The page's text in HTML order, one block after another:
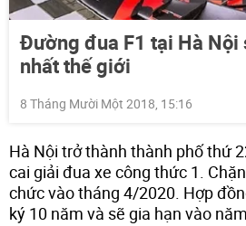
Đường đua F1 tại Hà Nội
nhất thế giới
8 Tháng Mười Một 2018, 15:16
Hà Nội trở thành thành phố thứ
cai giải đua xe công thức 1.
chức vào tháng 4/2020. Hợp
ký 10 năm và sẽ gia hạn vào